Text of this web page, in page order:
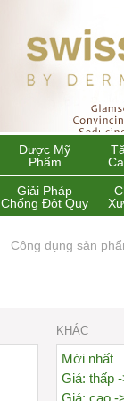
Dược Mỹ
Phẩm
Giải Pháp
Chống Đột Quỵ
Công dụng sản
KHÁC
Mới nhất
Giá: thấp
Giá: cao -